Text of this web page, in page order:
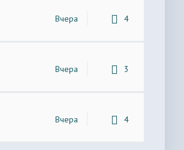
Вчера 4
Вчера 3
Вчера 4